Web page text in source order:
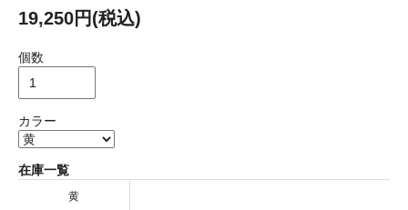
19,250円(税込)
個数
カラー
在庫一覧
黄